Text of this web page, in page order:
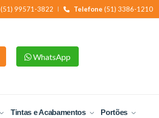
(51) 99571-3822 Telefone (51) 3386-1210
WhatsApp
Tintas e Acabamentos Portões